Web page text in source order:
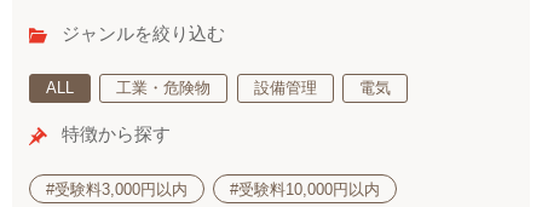
ジャンルを絞り込む
ALL 工業・危険物 設備管理 電気
特徴から探す
#受験料3,000円以内 #受験料10,000円以内